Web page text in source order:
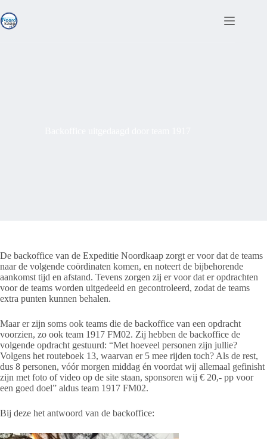
naar
de
De backoffice van de Expeditie Noordkaap zorgt er voor dat de teams
naar de volgende coördinaten komen, en noteert de bijbehorende
aankomst tijd en afstand. Tevens zorgen zij er voor dat er opdrachten
voor de teams worden uitgedeeld en gecontroleerd, zodat de teams
extra punten kunnen behalen.
Maar er zijn soms ook teams die de backoffice van een opdracht
voorzien, zo ook team 1917 FM02. Zij hebben de backoffice de
volgende opdracht gestuurd: “Met hoeveel personen zijn jullie?
Volgens het routeboek 13, waarvan er 5 mee rijden toch? Als de rest,
dus 8 personen, vóór morgen middag én voordat wij allemaal gefinisht
zijn met foto of video op de site staan, sponsoren wij € 20,- pp voor
een goed doel” aldus team 1917 FM02.
Bij deze het antwoord van de backoffice: